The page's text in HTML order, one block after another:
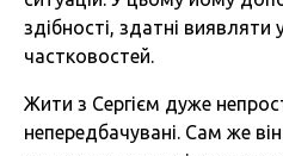
здібності, здатні виявляти
частковостей.
Жити з Сергієм дуже
непередбачувані. Сам же